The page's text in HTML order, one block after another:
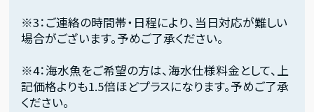
※3：ご連絡の時間帯・日程により、当日対応が難しい
場合がございます。予めご了承ください。
※4：海水魚をご希望の方は、海水仕様料金として、上
記価格よりも1.5倍ほどプラスになります。予めご了承
ください。